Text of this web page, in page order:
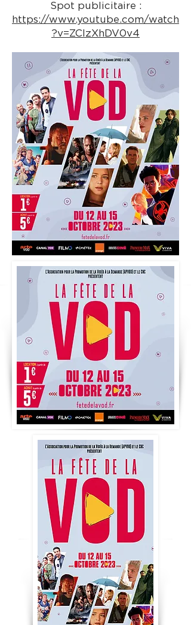
Spot publicitaire :
https://www.youtube.com/watch
?v=ZCIzXhDV0v4